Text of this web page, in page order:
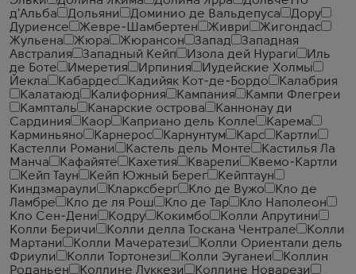
д'Альба
Дольяни Доминио де Вальдепуса
Дору
Дуриенсе
Жевре-Шамбертен Живри
Жигондас
Жульена
Жюра Жюрансон Запад
Западная
Австралия
Западный Кейп Изола дей Нураги
Иль
де Боте
Имеретия Ирпиния
Иудейские Холмы
Йекла
Кабардес Кадийяк Кот-де-Бордо
Калабрия
Калатаюд
Калифорния Кампания
Кампи Флегреи
Кампталь
Канарские острова
Каннонау ди
Сардиния
Каор Каприано дель Колле
Карема
Карминьяно
Карнерос Карнунтум Карс
Картли
Кастелли Романи
Кастель дель Монте
Кастилья Ла
Манча
Кафайяте Кахетия Кварели
Квемо-Картли
Кейп Таун
Кейп Южный Берег
Кейптаун
Киндзмараули
Кларксберг Кло де Вужо
Кло де
Ламбре
Кло де ля Рош Кло де Тар
Кло Наполеон
Кло Сен-Дени
Кодру Кокимбо
Колли Апрутини
Колли Беричи
Колли делла Тоскана Чентрале
Колли
Мартани
Колли Мачератези
Колли Ориентали дель
Фриули
Колли Тортонези Колли Эуганеи
Коллин
Роданьен
Коллине Луккези
Коллине Новарези